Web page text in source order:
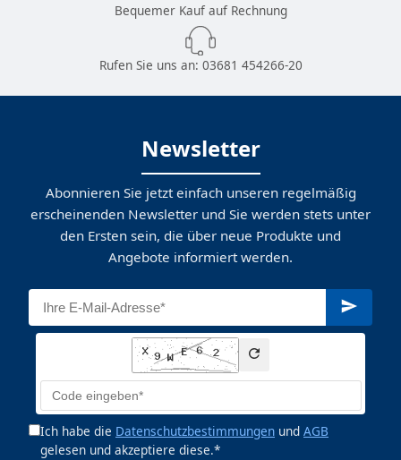
Bequemer Kauf auf Rechnung
Rufen Sie uns an: 03681 454266-20
Newsletter
Abonnieren Sie jetzt einfach unseren regelmäßig
erscheinenden Newsletter und Sie werden stets unter
den Ersten sein, die über neue Produkte und
Angebote informiert werden.
Ich habe die Datenschutzbestimmungen und AGB
gelesen und akzeptiere diese.*